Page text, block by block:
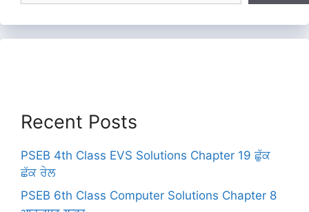
Recent Posts
PSEB 4th Class EVS Solutions Chapter 19 ਛੁੱਕ
ਛੱਕ ਰੇਲ
PSEB 6th Class Computer Solutions Chapter 8